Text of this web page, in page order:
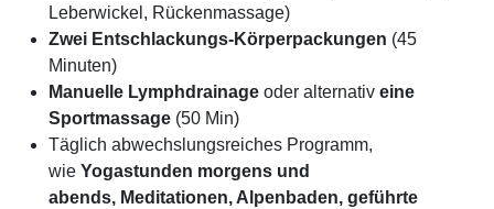
Leberwickel, Rückenmassage)
Zwei Entschlackungs-Körperpackungen (45
Minuten)
Manuelle Lymphdrainage oder alternativ eine
Sportmassage (50 Min)
Täglich abwechslungsreiches Programm,
wie Yogastunden morgens und
abends, Meditationen, Alpenbaden, geführte